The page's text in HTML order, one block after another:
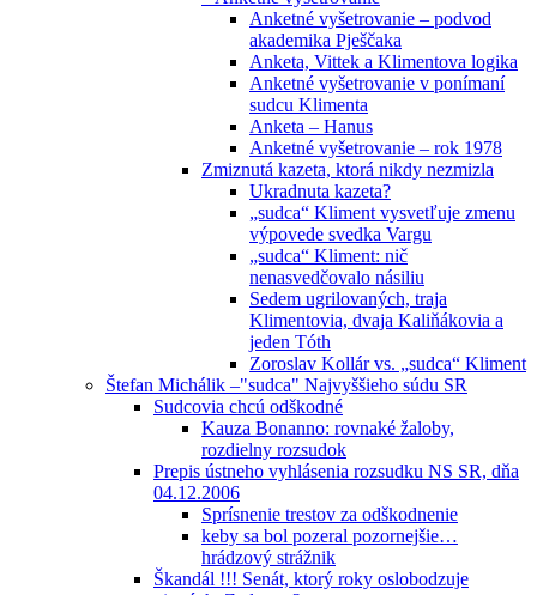
Anketné vyšetrovanie – podvod
akademika Pješčaka
Anketa, Vittek a Klimentova logika
Anketné vyšetrovanie v ponímaní
sudcu Klimenta
Anketa – Hanus
Anketné vyšetrovanie – rok 1978
Zmiznutá kazeta, ktorá nikdy nezmizla
Ukradnuta kazeta?
„sudca“ Kliment vysvetľuje zmenu
výpovede svedka Vargu
„sudca“ Kliment: nič
nenasvedčovalo násiliu
Sedem ugrilovaných, traja
Klimentovia, dvaja Kaliňákovia a
jeden Tóth
Zoroslav Kollár vs. „sudca“ Kliment
Štefan Michálik –"sudca" Najvyššieho súdu SR
Sudcovia chcú odškodné
Kauza Bonanno: rovnaké žaloby,
rozdielny rozsudok
Prepis ústneho vyhlásenia rozsudku NS SR, dňa
04.12.2006
Sprísnenie trestov za odškodnenie
keby sa bol pozeral pozornejšie…
hrádzový strážnik
Škandál !!! Senát, ktorý roky oslobodzuje